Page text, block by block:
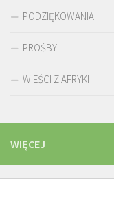
PODZIĘKOWANIA
PROŚBY
WIEŚCI Z AFRYKI
WIĘCEJ